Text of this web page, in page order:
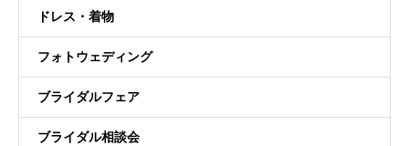
ドレス・着物
フォトウェディング
ブライダルフェア
ブライダル相談会